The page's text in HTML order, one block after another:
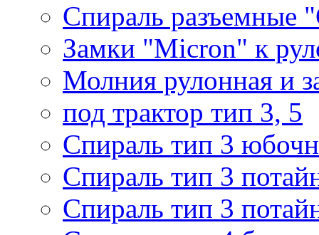
Спираль разъемные
Замки "Micron" к
Молния рулонная и
под трактор тип 3, 5
Спираль тип 3
Спираль тип 3
Спираль тип 3